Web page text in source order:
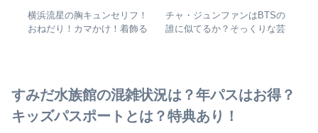
横浜流星の胸キュンセリフ！
おねだり！カマかけ！着飾る
チャ・ジュンファンはBTSの
誰に似てるか？そっくりな芸
すみだ水族館の混雑状況は？年パスはお得？
キッズパスポートとは？特典あり！